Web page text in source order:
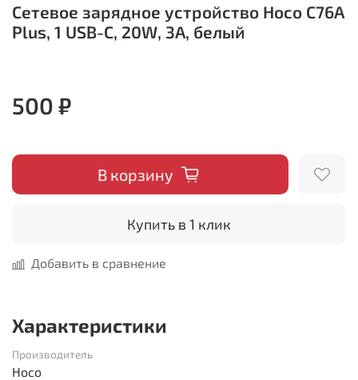
Сетевое зарядное устройство Hoco C76A
Plus, 1 USB-C, 20W, 3A, белый
500 ₽
В корзину
Купить в 1 клик
Добавить в сравнение
Характеристики
Производитель
Hoco